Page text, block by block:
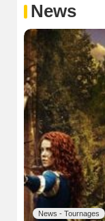
News
News - Tournages